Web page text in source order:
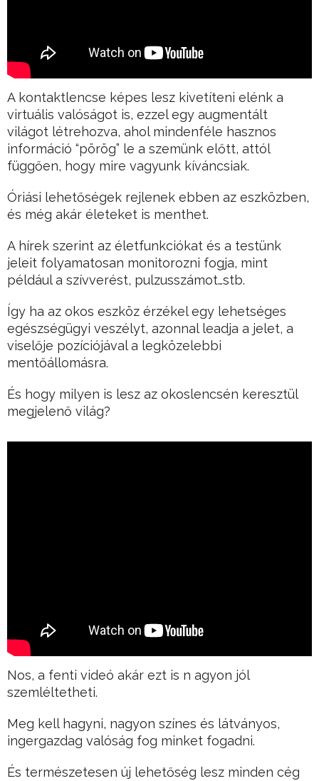
A kontaktlencse képes lesz kivetíteni elénk a
virtuális valóságot is, ezzel egy augmentált
világot létrehozva, ahol mindenféle hasznos
információ “pörög” le a szemünk előtt, attól
függően, hogy mire vagyunk kíváncsiak.
Óriási lehetőségek rejlenek ebben az eszközben,
és még akár életeket is menthet.
A hírek szerint az életfunkciókat és a testünk
jeleit folyamatosan monitorozni fogja, mint
például a szívverést, pulzusszámot…stb.
Így ha az okos eszköz érzékel egy lehetséges
egészségügyi veszélyt, azonnal leadja a jelet, a
viselője pozíciójával a legközelebbi
mentőállomásra.
És hogy milyen is lesz az okoslencsén keresztül
megjelenő világ?
Nos, a fenti videó akár ezt is n agyon jól
szemléltetheti.
Meg kell hagyni, nagyon színes és látványos,
ingergazdag valóság fog minket fogadni.
És természetesen új lehetőség lesz minden cég